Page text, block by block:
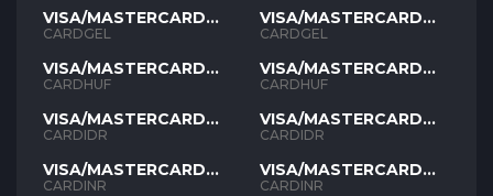
VISA/MASTERCARD
GEL
CARDGEL
VISA/MASTERCARD
HUF
CARDHUF
VISA/MASTERCARD
IDR
CARDIDR
VISA/MASTERCARD
INR
CARDINR
VISA/MASTERCARD
GEL
CARDGEL
VISA/MASTERCARD
HUF
CARDHUF
VISA/MASTERCARD
IDR
CARDIDR
VISA/MASTERCARD
INR
CARDINR